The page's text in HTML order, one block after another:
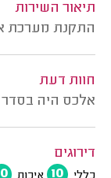
תיאור השירות
התקנת מערכת
חוות דעת
אלכס היה בסדר
דירוגים
10